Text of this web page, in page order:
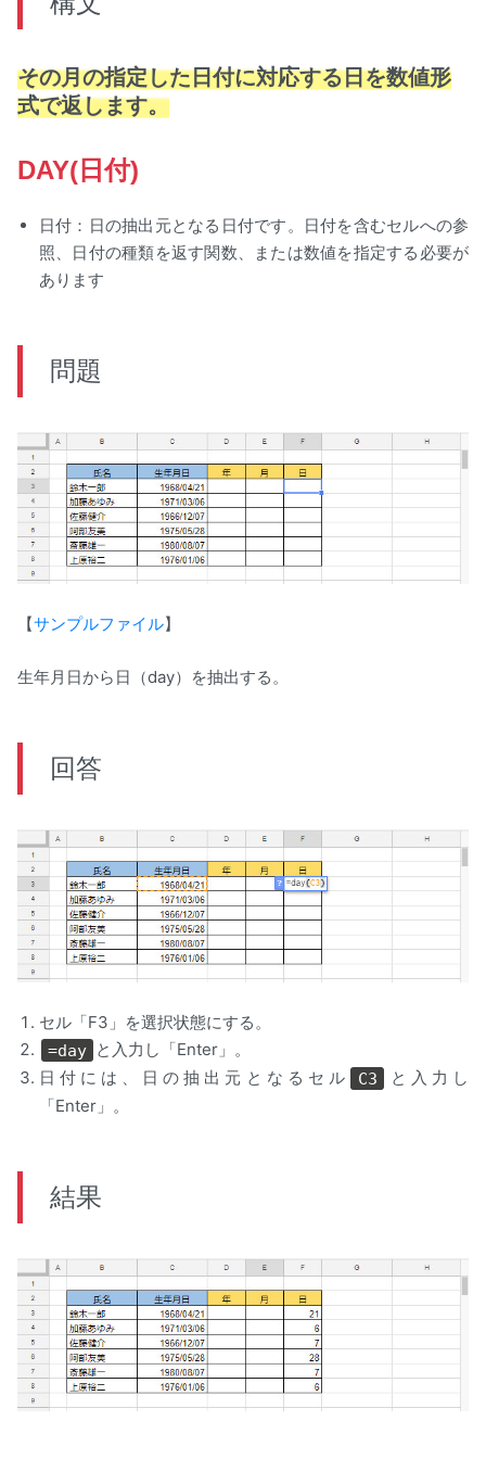
その月の指定した日付に対応する日を数値形
式で返します。
DAY(日付)
日付：日の抽出元となる日付です。日付を含むセルへの参
照、日付の種類を返す関数、または数値を指定する必要が
あります
問題
【サンプルファイル】
生年月日から日（day）を抽出する。
回答
セル「F3」を選択状態にする。
=day と入力し「Enter」。
日付には、日の抽出元となるセル
C3
と入力し
「Enter」。
結果